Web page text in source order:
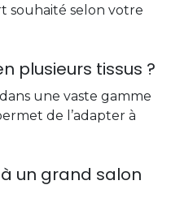
souhaité selon votre
plusieurs tissus ?
une vaste gamme
de l’adapter à
un grand salon